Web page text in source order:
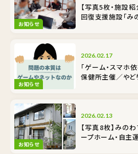
お知らせ
【写真5枚・施設
回復支援施設「み
お知らせ
2026.02.17
「ゲーム・スマホ
保健所主催／やど
お知らせ
2026.02.13
【写真8枚】みのわ
ープホーム・自主